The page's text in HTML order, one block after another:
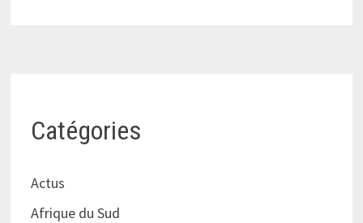
Catégories
Actus
Afrique du Sud